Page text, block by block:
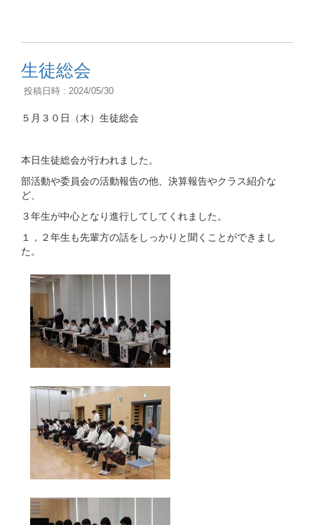
生徒総会
投稿日時 : 2024/05/30
５月３０日（木）生徒総会
本日生徒総会が行われました。
部活動や委員会の活動報告の他、決算報告やクラス紹介な
ど、
３年生が中心となり進行してしてくれました。
１，２年生も先輩方の話をしっかりと聞くことができまし
た。